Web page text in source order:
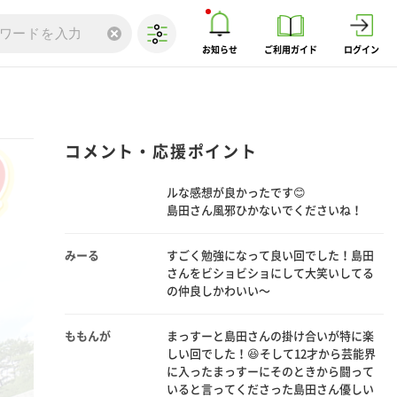
お知らせ ご利用ガイド ログイン
コメント・応援ポイント
島田さんとわちゃわちゃする姿も島に名
付け始める可愛い姿も伊達政宗歴史館で
の真面目な姿も全部好きです❣️
した。ボケがちなまっすーですけど今の
ルな感想が良かったです😊
島田さん風邪ひかないでくださいね！
みーる
すごく勉強になって良い回でした！島田
さんをビショビショにして大笑いしてる
の仲良しかわいい〜
ももんが
まっすーと島田さんの掛け合いが特に楽
しい回でした！😆そして12才から芸能界
に入ったまっすーにそのときから闘って
いると言ってくださった島田さん優しい